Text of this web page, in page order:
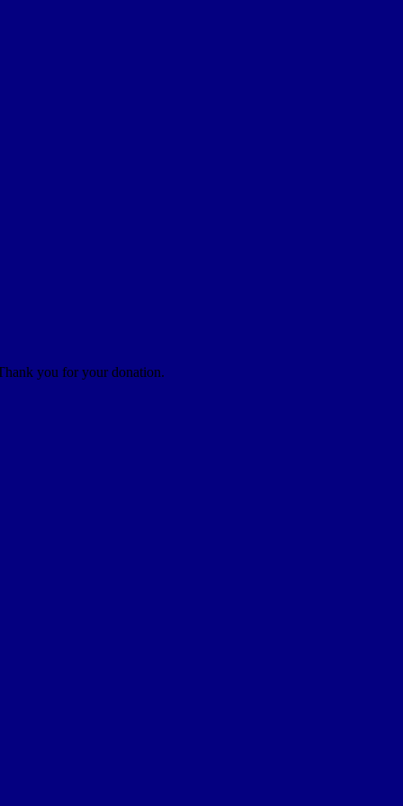
you for your donation.